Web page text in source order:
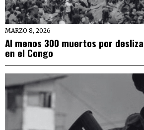
MARZO 8, 2026
Al menos 300 muertos por
en el Congo